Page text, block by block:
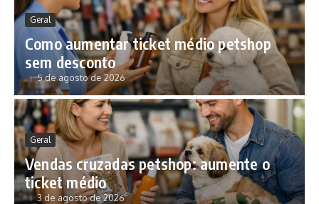
Geral
Como aumentar ticket médio petshop
sem desconto
5 de agosto de 2026
Geral
Vendas cruzadas petshop: aumente o
ticket médio
3 de agosto de 2026